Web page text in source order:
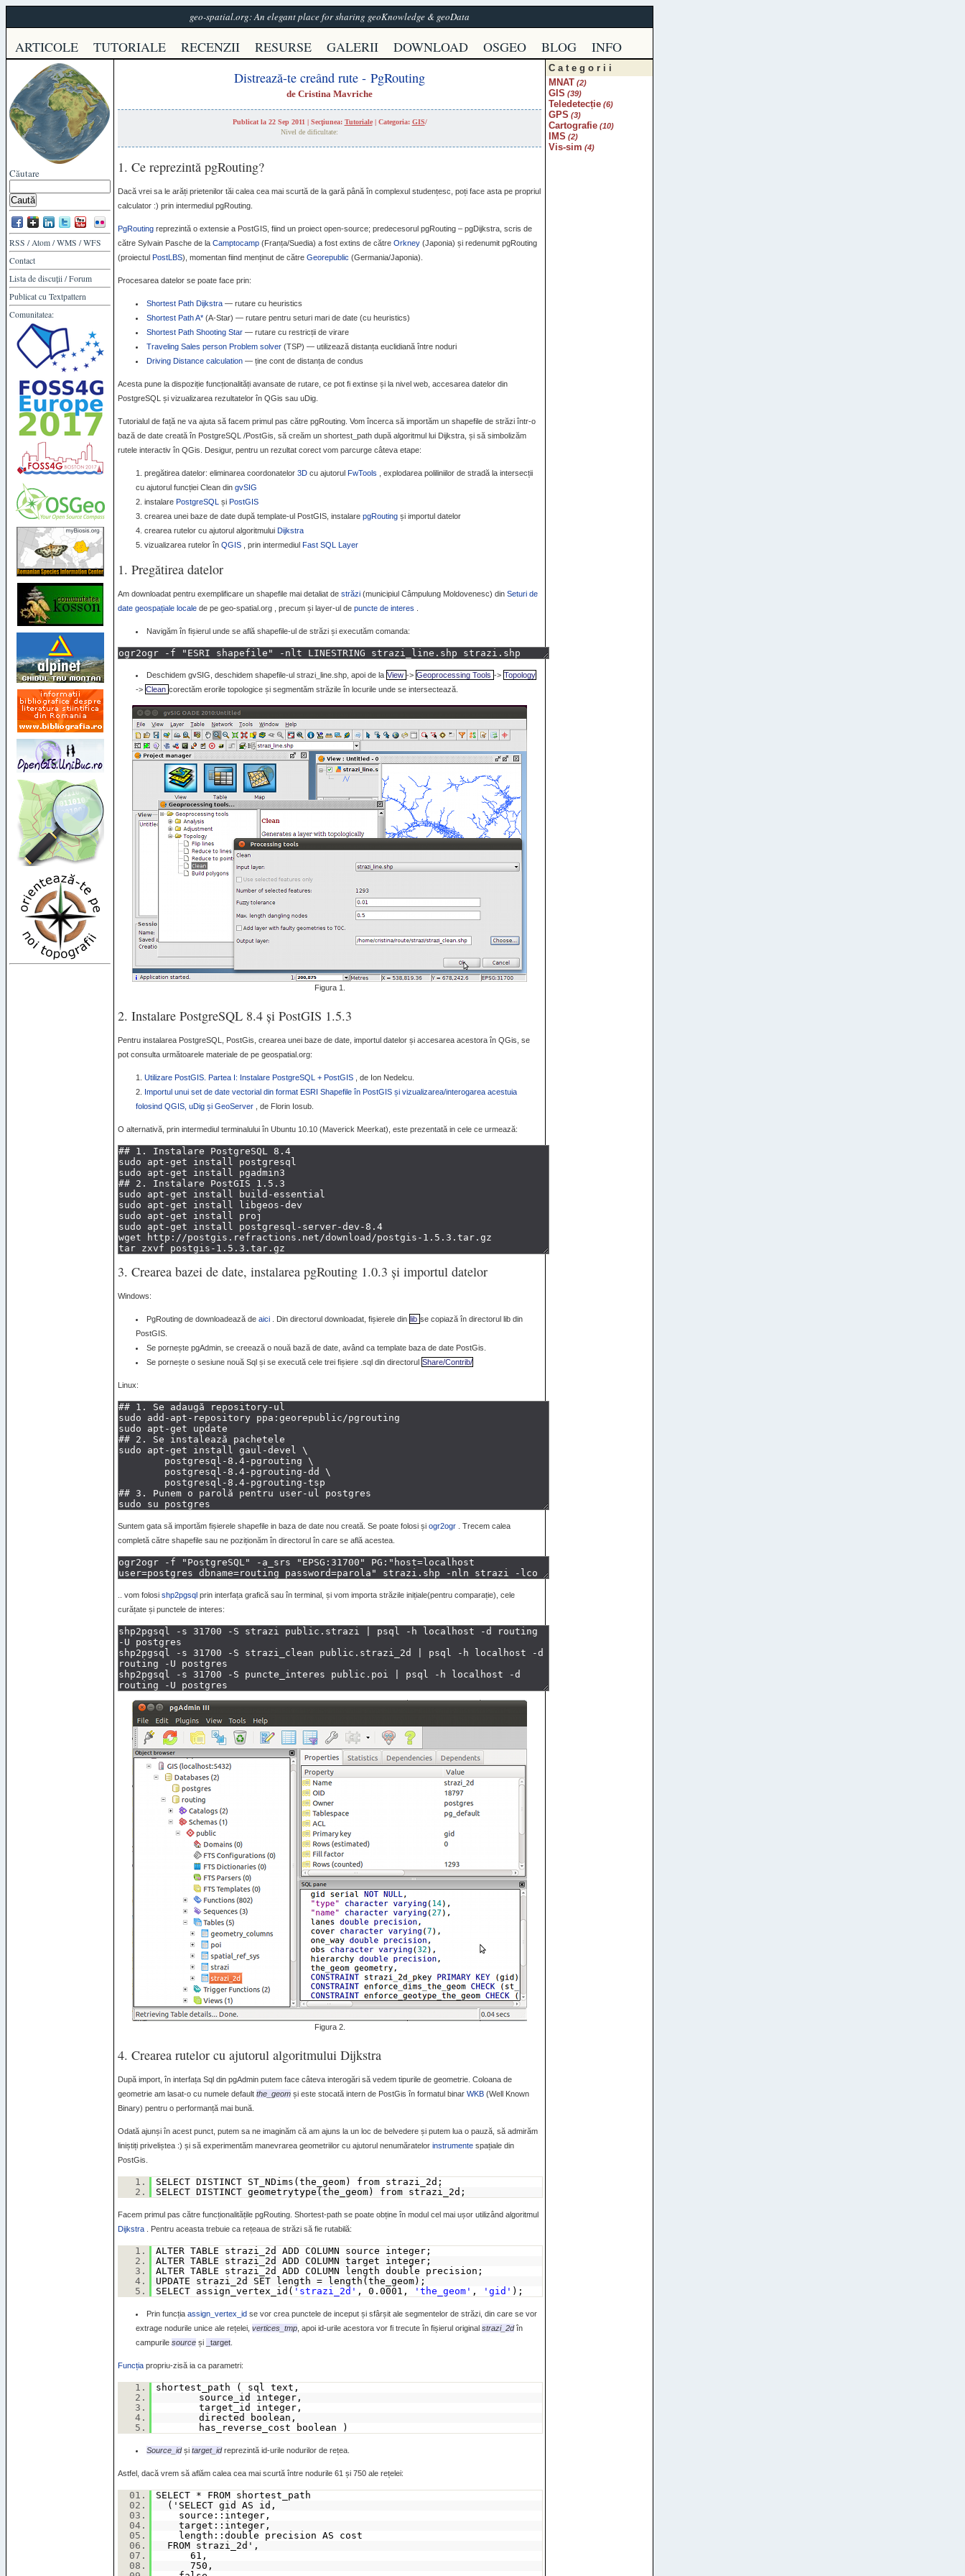
geo-spatial.org: An elegant place for sharing geoKnowledge & geoData
ARTICOLE TUTORIALE RECENZII RESURSE GALERII DOWNLOAD OSGEO BLOG INFO
Căutare
RSS /Atom /WMS /WFS
Contact
Lista de discuții /Forum
Publicat cu Textpattern
Comunitatea:
Distrează-te creând rute - PgRouting
de Cristina Mavriche
Publicat la 22 Sep 2011 | Secţiunea: Tutoriale| Categoria: GIS/
Nivel de dificultate:
1. Ce reprezintă pgRouting?
Dacă vrei sa le arăți prietenilor tăi calea cea mai scurtă de la gară până în complexul studențesc, poți face asta pe propriul
calculator :) prin intermediul pgRouting.
PgRouting reprezintă o extensie a PostGIS, fiind un proiect open-source; predecesorul pgRouting – pgDijkstra, scris de
către Sylvain Pasche de la Camptocamp (Franța/Suedia) a fost extins de către Orkney (Japonia) și redenumit pgRouting
(proiectul PostLBS), momentan fiind menținut de către Georepublic (Germania/Japonia).
Procesarea datelor se poate face prin:
Shortest Path Dijkstra — rutare cu heuristics
Shortest Path A* (A-Star) — rutare pentru seturi mari de date (cu heuristics)
Shortest Path Shooting Star — rutare cu restricții de virare
Traveling Sales person Problem solver (TSP) — utilizează distanța euclidiană între noduri
Driving Distance calculation — ține cont de distanța de condus
Acesta pune la dispoziție funcționalități avansate de rutare, ce pot fi extinse și la nivel web, accesarea datelor din
PostgreSQL și vizualizarea rezultatelor în QGis sau uDig.
Tutorialul de față ne va ajuta să facem primul pas către pgRouting. Vom încerca să importăm un shapefile de străzi într-o
bază de date creată în PostgreSQL /PostGis, să creăm un shortest_path după algoritmul lui Dijkstra, și să simbolizăm
rutele interactiv în QGis. Desigur, pentru un rezultat corect vom parcurge câteva etape:
pregătirea datelor: eliminarea coordonatelor 3D cu ajutorul FwTools , explodarea poliliniilor de stradă la intersecții
cu ajutorul funcției Clean din gvSIG
instalare PostgreSQL și PostGIS
crearea unei baze de date după template-ul PostGIS, instalare pgRouting și importul datelor
crearea rutelor cu ajutorul algoritmului Dijkstra
vizualizarea rutelor în QGIS , prin intermediul Fast SQL Layer
1. Pregătirea datelor
Am downloadat pentru exemplificare un shapefile mai detaliat de străzi (municipiul Câmpulung Moldovenesc) din Seturi de
date geospațiale locale de pe geo-spatial.org , precum și layer-ul de puncte de interes
Navigăm în fișierul unde se află shapefile-ul de străzi și executăm comanda:
Deschidem gvSIG, deschidem shapefile-ul strazi_line.shp, apoi de la View -> Geoprocessing Tools -> Topology
-> Clean corectăm erorile topologice și segmentăm străzile în locurile unde se intersectează.
Figura 1.
2. Instalare PostgreSQL 8.4 și PostGIS 1.5.3
Pentru instalarea PostgreSQL, PostGis, crearea unei baze de date, importul datelor și accesarea acestora în QGis, se
pot consulta următoarele materiale de pe geospatial.org:
Utilizare PostGIS. Partea I: Instalare PostgreSQL + PostGIS , de Ion Nedelcu.
Importul unui set de date vectorial din format ESRI Shapefile în PostGIS și vizualizarea/interogarea acestuia
folosind QGIS , uDig și GeoServer , de Florin Iosub.
O alternativă, prin intermediul terminalului în Ubuntu 10.10 (Maverick Meerkat), este prezentată in cele ce urmează:
3. Crearea bazei de date, instalarea pgRouting 1.0.3 și importul datelor
Windows:
PgRouting de downloadează deaici . Din directorul downloadat, fișierele din lib se copiază în directorul lib din
PostGIS.
Se pornește pgAdmin, se creează o nouă bază de date, având ca template baza de date PostGis.
Se pornește o sesiune nouă Sql și se execută cele trei fișiere .sql din directorul Share/Contrib/
Linux:
Suntem gata să importăm fișierele shapefile in baza de date nou creată. Se poate folosi și ogr2ogr . Trecem calea
completă către shapefile sau ne poziționăm în directorul în care se află acestea.
.. vom folosi shp2pgsql prin interfața grafică sau în terminal, și vom importa străzile inițiale(pentru comparație), cele
curățate și punctele de interes:
Figura 2.
4. Crearea rutelor cu ajutorul algoritmului Dijkstra
După import, în interfața Sql din pgAdmin putem face câteva interogări să vedem tipurile de geometrie. Coloana de
geometrie am lasat-o cu numele default the_geom și este stocată intern de PostGis în formatul binar WKB (Well Known
Binary) pentru o performanță mai bună.
Odată ajunși în acest punct, putem sa ne imaginăm că am ajuns la un loc de belvedere și putem lua o pauză, să admirăm
liniștiți priveliștea :) și să experimentăm manevrarea geometriilor cu ajutorul nenumăratelor instrumente spațiale din
PostGis.
1.
SELECT DISTINCT ST_NDims(the_geom) from strazi_2d;
2.
SELECT DISTINCT geometrytype(the_geom) from strazi_2d;
Facem primul pas către funcționalitățile pgRouting. Shortest-path se poate obține în modul cel mai ușor utilizând algoritmul
Dijkstra . Pentru aceasta trebuie ca rețeaua de străzi să fie rutabilă:
1.
ALTER TABLE strazi_2d ADD COLUMN source integer;
2.
ALTER TABLE strazi_2d ADD COLUMN target integer;
3.
ALTER TABLE strazi_2d ADD COLUMN length double precision;
4.
UPDATE strazi_2d SET length = length(the_geom);
5.
SELECT assign_vertex_id( 'strazi_2d' , 0.0001, 'the_geom' , 'gid' );
Prin funcțiaassign_vertex_id se vor crea punctele de inceput și sfârșit ale segmentelor de străzi, din care se vor
extrage nodurile unice ale rețelei, vertices_tmp , apoi id-urile acestora vor fi trecute în fișierul original strazi_2dîn
campurile source și _target
Funcția propriu-zisă ia ca parametri:
1.
shortest_path ( sql text,
2.
source_id integer,
3.
target_id integer,
4.
directed boolean,
5.
has_reverse_cost boolean )
Source_idșitarget_idreprezintă id-urile nodurilor de rețea.
Astfel, dacă vrem să aflăm calea cea mai scurtă între nodurile 61 și 750 ale rețelei:
01.
SELECT * FROM shortest_path
02.
('SELECT gid AS id,
03.
source::integer,
04.
target::integer,
05.
length::double precision AS cost
06.
FROM strazi_2d',
07.
61,
08.
750,
Categorii
MNAT (2)
GIS (39)
Teledetecție (6)
GPS (3)
Cartografie (10)
IMS (2)
Vis-sim (4)